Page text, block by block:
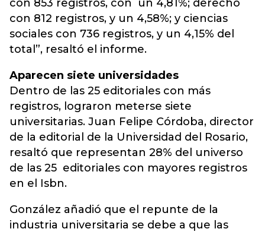
con 853 registros, con un 4,81%; derecho
con 812 registros, y un 4,58%; y ciencias
sociales con 736 registros, y un 4,15% del
total”, resaltó el informe.
Aparecen siete universidades
Dentro de las 25 editoriales con más
registros, lograron meterse siete
universitarias. Juan Felipe Córdoba, director
de la editorial de la Universidad del Rosario,
resaltó que representan 28% del universo
de las 25 editoriales con mayores registros
en el Isbn.
González añadió que el repunte de la
industria universitaria se debe a que las